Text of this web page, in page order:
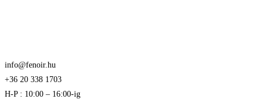
info@fenoir.hu
+36 20 338 1703
H-P : 10:00 – 16:00-ig